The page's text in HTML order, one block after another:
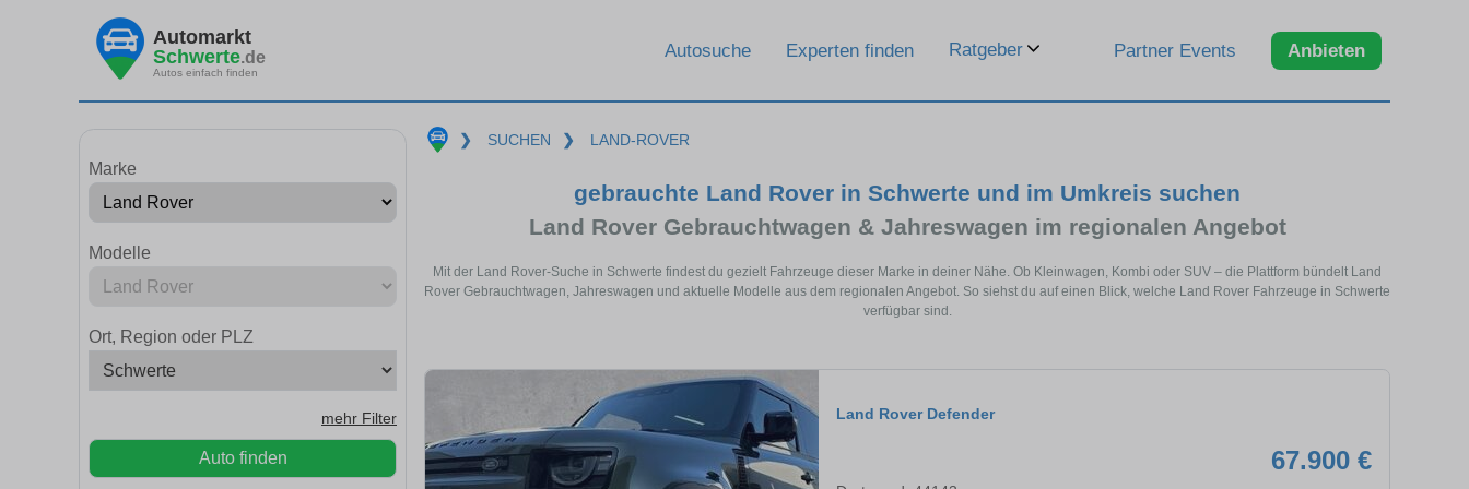
Automarkt
Schwerte.de
Autos einfach finden
Autosuche Experten finden Ratgeber Partner Events Anbieten
Marke
Modelle
Ort, Region oder PLZ
mehr Filter
Auto finden
❯ SUCHEN ❯ LAND-ROVER
gebrauchte Land Rover in Schwerte und im Umkreis suchen
Land Rover Gebrauchtwagen & Jahreswagen im regionalen Angebot
Mit der Land Rover-Suche in Schwerte findest du gezielt Fahrzeuge dieser Marke in deiner Nähe. Ob Kleinwagen, Kombi oder SUV – die Plattform bündelt Land
Rover Gebrauchtwagen, Jahreswagen und aktuelle Modelle aus dem regionalen Angebot. So siehst du auf einen Blick, welche Land Rover Fahrzeuge in Schwerte
verfügbar sind.
Land Rover Defender
67.900 €